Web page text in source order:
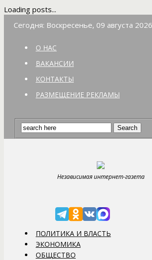
Loading posts...
Сегодня: Воскресенье, 09 августа
О НАС
ВАКАНСИИ
КОНТАКТЫ
РАЗМЕЩЕНИЕ РЕКЛАМЫ
Независимая интернет-газета
ПОЛИТИКА И ВЛАСТЬ
ЭКОНОМИКА
ОБЩЕСТВО